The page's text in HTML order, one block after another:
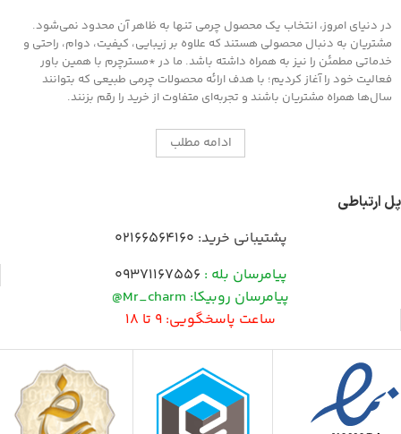
در دنیای امروز، انتخاب یک محصول چرمی تنها به ظاهر آن محدود نمی‌شود.
مشتریان به دنبال محصولی هستند که علاوه بر زیبایی، کیفیت، دوام، راحتی و
خدماتی مطمئن را نیز به همراه داشته باشد. ما در *مسترچرم با همین باور
فعالیت خود را آغاز کردیم؛ با هدف ارائه محصولات چرمی طبیعی که بتوانند
سال‌ها همراه مشتریان باشند و تجربه‌ای متفاوت از خرید را رقم بزنند.
ادامه مطلب
پل ارتباطی
پشتیبانی خرید: 02166564160
پیامرسان بله : 09371167556
پیامرسان روبیکا: Mr_charm@
ساعت پاسخگویی: 9 تا 18